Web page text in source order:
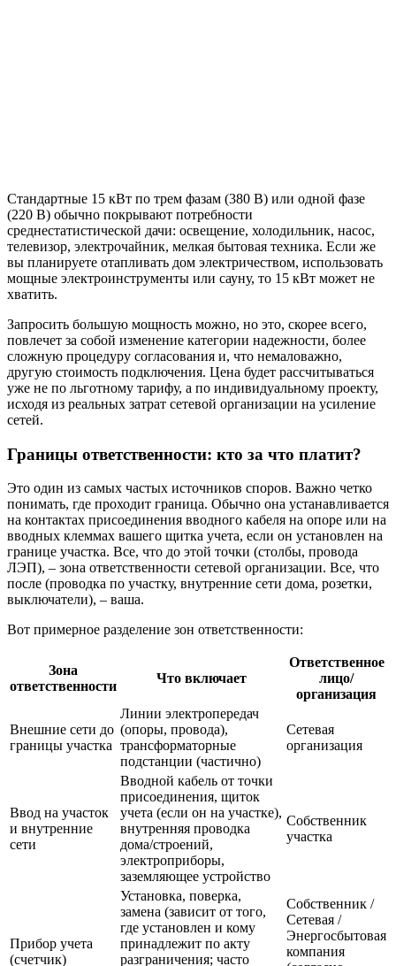
Стандартные 15 кВт по трем фазам (380 В) или одной фазе
(220 В) обычно покрывают потребности
среднестатистической дачи: освещение, холодильник, насос,
телевизор, электрочайник, мелкая бытовая техника. Если же
вы планируете отапливать дом электричеством, использовать
мощные электроинструменты или сауну, то 15 кВт может не
хватить.
Запросить большую мощность можно, но это, скорее всего,
повлечет за собой изменение категории надежности, более
сложную процедуру согласования и, что немаловажно,
другую стоимость подключения. Цена будет рассчитываться
уже не по льготному тарифу, а по индивидуальному проекту,
исходя из реальных затрат сетевой организации на усиление
сетей.
Границы ответственности: кто за что платит?
Это один из самых частых источников споров. Важно четко
понимать, где проходит граница. Обычно она устанавливается
на контактах присоединения вводного кабеля на опоре или на
вводных клеммах вашего щитка учета, если он установлен на
границе участка. Все, что до этой точки (столбы, провода
ЛЭП), – зона ответственности сетевой организации. Все, что
после (проводка по участку, внутренние сети дома, розетки,
выключатели), – ваша.
Вот примерное разделение зон ответственности:
Зона
ответственности
Что включает
Ответственное
лицо/
организация
Внешние сети до
границы участка
Линии электропередач
(опоры, провода),
трансформаторные
подстанции (частично)
Сетевая
организация
Ввод на участок
и внутренние
сети
Вводной кабель от точки
присоединения, щиток
учета (если он на участке),
внутренняя проводка
дома/строений,
электроприборы,
заземляющее устройство
Собственник
участка
Прибор учета
(счетчик)
Установка, поверка,
замена (зависит от того,
где установлен и кому
принадлежит по акту
разграничения; часто
Собственник /
Сетевая /
Энергосбытовая
компания